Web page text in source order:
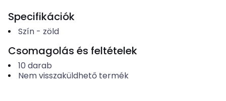
Specifikációk
Szín- zöld
Csomagolás és feltételek
10 darab
Nem visszaküldhető termék